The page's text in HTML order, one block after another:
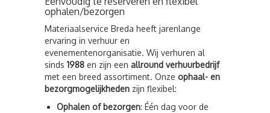
ophalen/bezorgen
Materiaalservice Breda heeft jarenlange
ervaring in verhuur en
evenementenorganisatie. Wij verhuren al
sinds 1988 en zijn een allround verhuurbedrijf
met een breed assortiment. Onze ophaal- en
bezorgmogelijkheden zijn flexibel:
Ophalen of bezorgen: Één dag voor de